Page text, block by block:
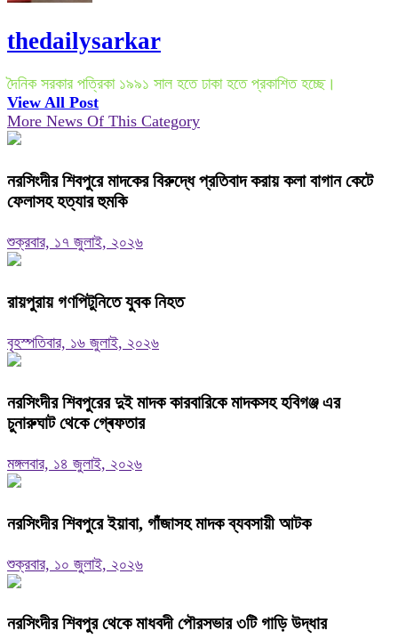
thedailysarkar
দৈনিক সরকার পত্রিকা ১৯৯১ সাল হতে ঢাকা হতে প্রকাশিত হচ্ছে।
View All Post
More News Of This Category
নরসিংদীর শিবপুরে মাদকের বিরুদ্ধে প্রতিবাদ করায় কলা বাগান কেটে
ফেলাসহ হত্যার হুমকি
শুক্রবার, ১৭ জুলাই, ২০২৬
রায়পুরায় গণপিটুনিতে যুবক নিহত
বৃহস্পতিবার, ১৬ জুলাই, ২০২৬
নরসিংদীর শিবপুরের দুই মাদক কারবারিকে মাদকসহ হবিগঞ্জ এর
চুনারুঘাট থেকে গ্ৰেফতার
মঙ্গলবার, ১৪ জুলাই, ২০২৬
নরসিংদীর শিবপুরে ইয়াবা, গাঁজাসহ মাদক ব্যবসায়ী আটক
শুক্রবার, ১০ জুলাই, ২০২৬
নরসিংদীর শিবপুর থেকে মাধবদী পৌরসভার ৩টি গাড়ি উদ্ধার